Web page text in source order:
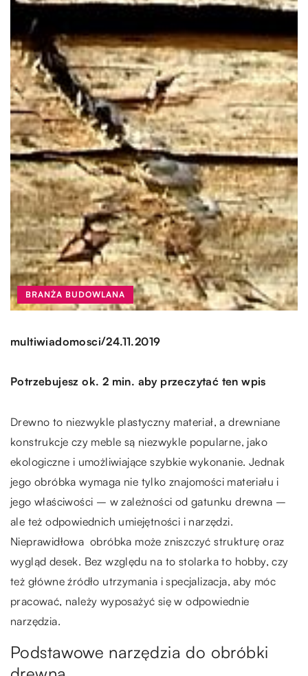
BRANŻA BUDOWLANA
multiwiadomosci/24.11.2019
Potrzebujesz ok. 2 min. aby przeczytać ten wpis
Drewno to niezwykle plastyczny materiał, a drewniane
konstrukcje czy meble są niezwykle popularne, jako
ekologiczne i umożliwiające szybkie wykonanie. Jednak
jego obróbka wymaga nie tylko znajomości materiału i
jego właściwości – w zależności od gatunku drewna –
ale też odpowiednich umiejętności i narzędzi.
Nieprawidłowa obróbka może zniszczyć strukturę oraz
wygląd desek. Bez względu na to stolarka to hobby, czy
też główne źródło utrzymania i specjalizacja, aby móc
pracować, należy wyposażyć się w odpowiednie
narzędzia.
Podstawowe narzędzia do obróbki